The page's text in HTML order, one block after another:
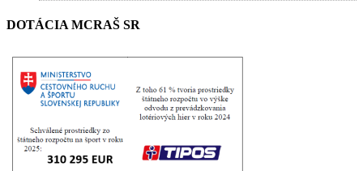
DOTÁCIA MCRAŠ SR